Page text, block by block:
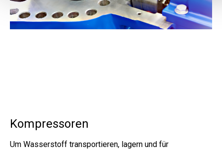
Kompressoren
Um Wasserstoff transportieren, lagern und für